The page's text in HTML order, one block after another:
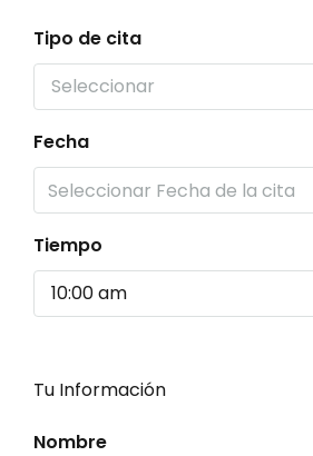
Tipo de cita
Seleccionar
Fecha
Tiempo
10:00 am
Tu Información
Nombre